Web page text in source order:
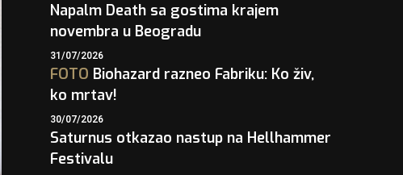
Napalm Death sa gostima krajem
novembra u Beogradu
31/07/2026
FOTO Biohazard razneo Fabriku: Ko živ,
ko mrtav!
30/07/2026
Saturnus otkazao nastup na Hellhammer
Festivalu